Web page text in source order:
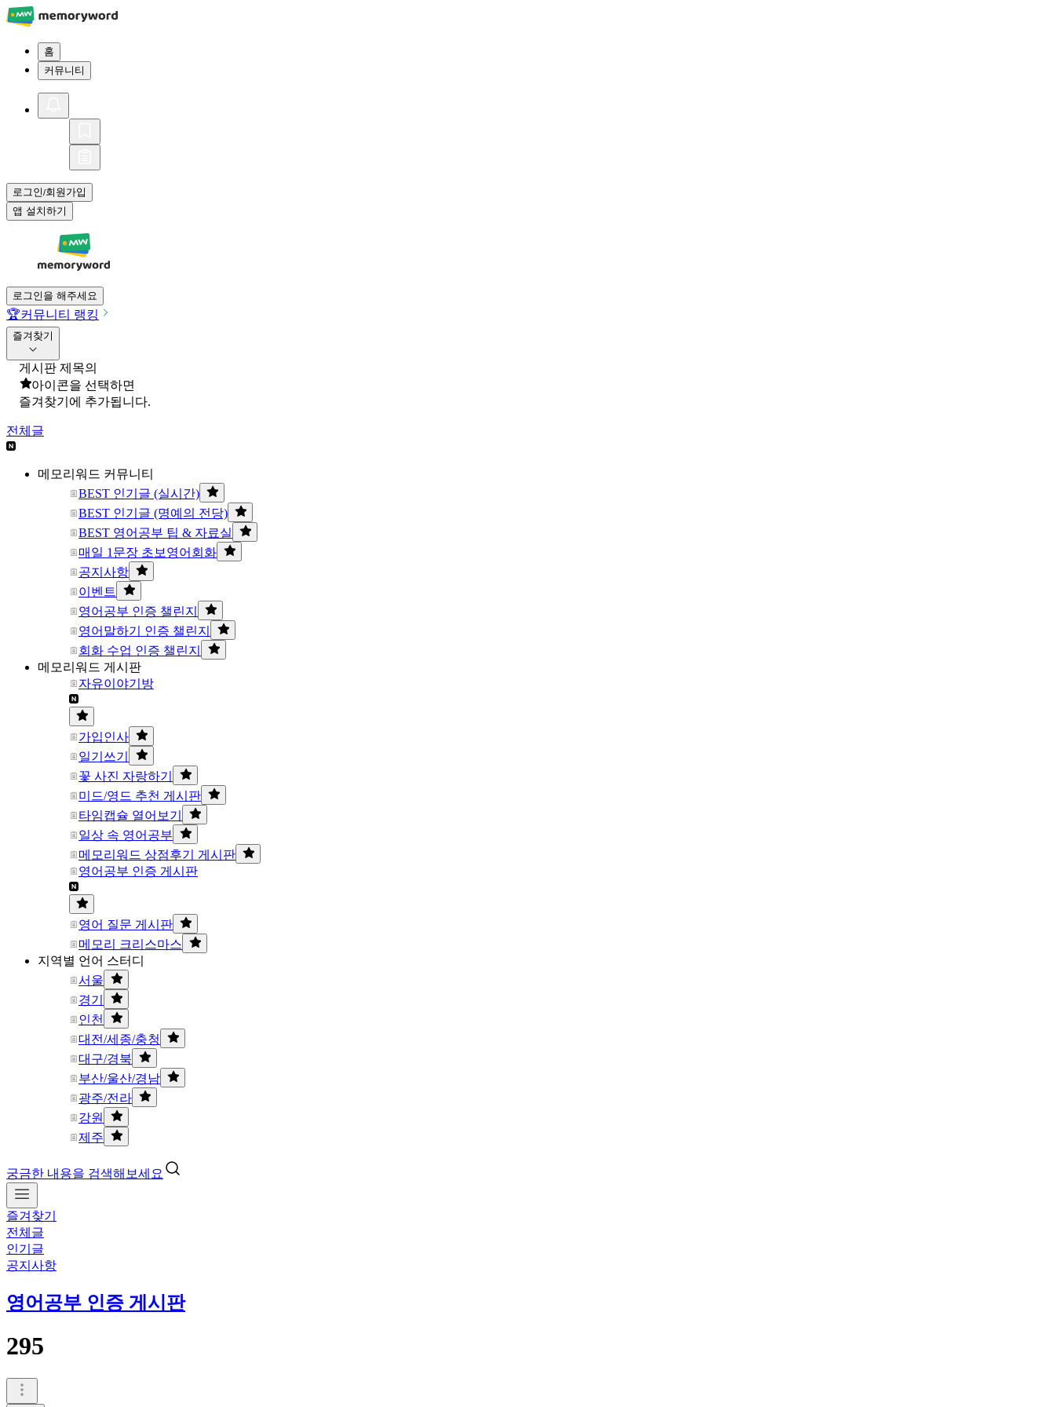
홈
커뮤니티
로그인/회원가입
앱 설치하기
로그인을 해주세요
🏆커뮤니티 랭킹
즐겨찾기
게시판 제목의
아이콘을 선택하면
즐겨찾기에 추가됩니다.
전체글
메모리워드 커뮤니티
BEST 인기글 (실시간)
BEST 인기글 (명예의 전당)
BEST 영어공부 팁 & 자료실
매일 1문장 초보영어회화
공지사항
이벤트
영어공부 인증 챌린지
영어말하기 인증 챌린지
회화 수업 인증 챌린지
메모리워드 게시판
자유이야기방
가입인사
일기쓰기
꽃 사진 자랑하기
미드/영드 추천 게시판
타임캡슐 열어보기
일상 속 영어공부
메모리워드 상점후기 게시판
영어공부 인증 게시판
영어 질문 게시판
메모리 크리스마스
지역별 언어 스터디
서울
경기
인천
대전/세종/충청
대구/경북
부산/울산/경남
광주/전라
강원
제주
궁금한 내용을 검색해보세요
즐겨찾기
전체글
인기글
공지사항
영어공부 인증 게시판
295